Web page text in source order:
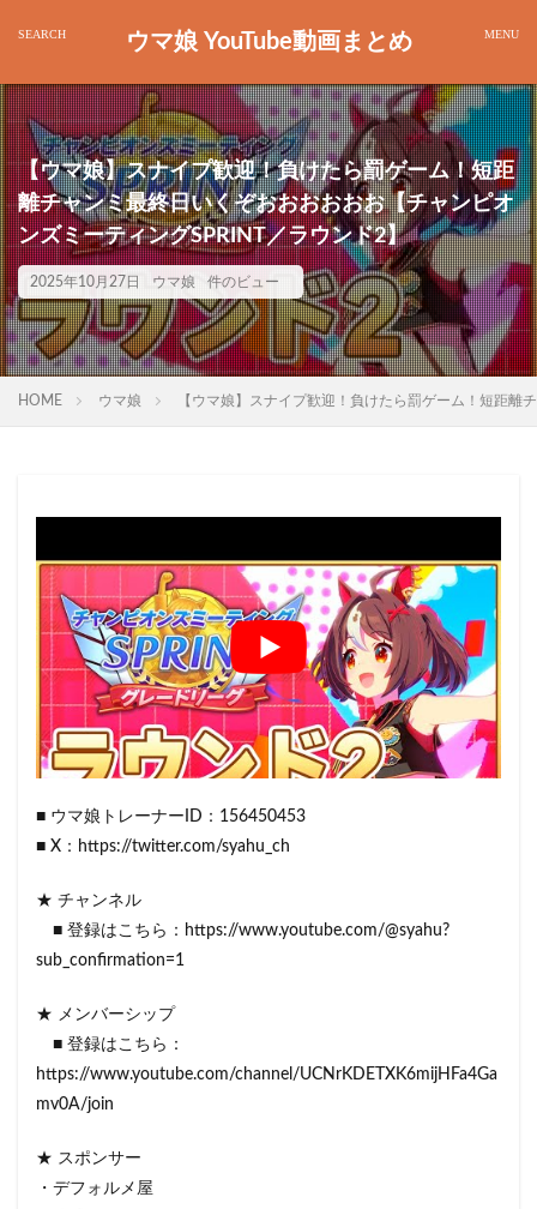
ウマ娘 YouTube動画まとめ
【ウマ娘】スナイプ歓迎！負けたら罰ゲーム！短距
離チャンミ最終日いくぞおおおおおお【チャンピオ
ンズミーティングSPRINT／ラウンド2】
2025年10月27日 ウマ娘 件のビュー
HOME ウマ娘 【ウマ娘】スナイプ歓迎！負けたら罰ゲーム！短距離
■ ウマ娘トレーナーID：156450453
■ X：https://twitter.com/syahu_ch
★ チャンネル
■ 登録はこちら：https://www.youtube.com/@syahu?
sub_confirmation=1
★ メンバーシップ
■ 登録はこちら：
https://www.youtube.com/channel/UCNrKDETXK6mijHFa4Ga
mv0A/join
★ スポンサー
・デフォルメ屋